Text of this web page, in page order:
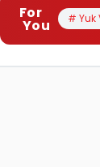
For
You # Yuk